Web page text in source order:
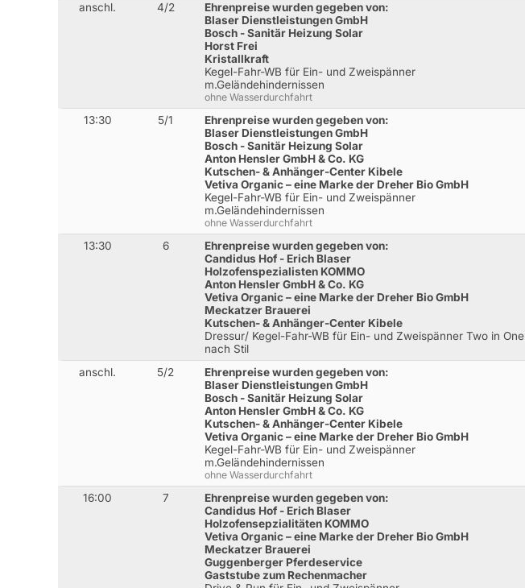
anschl. 4/2
Ehrenpreise wurden gegeben von:
Blaser Dienstleistungen GmbH
Bosch - Sanitär Heizung Solar
Horst Frei
Kristallkraft
Kegel-Fahr-WB für Ein- und Zweispänner
m.Geländehindernissen
ohne Wasserdurchfahrt
13:30 5/1
Ehrenpreise wurden gegeben von:
Blaser Dienstleistungen GmbH
Bosch - Sanitär Heizung Solar
Anton Hensler GmbH & Co. KG
Kutschen- & Anhänger-Center Kibele
Vetiva Organic – eine Marke der Dreher Bio GmbH
Kegel-Fahr-WB für Ein- und Zweispänner
m.Geländehindernissen
ohne Wasserdurchfahrt
13:30 6
Ehrenpreise wurden gegeben von:
Candidus Hof - Erich Blaser
Holzofenspezialisten KOMMO
Anton Hensler GmbH & Co. KG
Vetiva Organic – eine Marke der Dreher Bio GmbH
Meckatzer Brauerei
Kutschen- & Anhänger-Center Kibele
Dressur/ Kegel-Fahr-WB für Ein- und Zweispänner Two in One
nach Stil
anschl. 5/2
Ehrenpreise wurden gegeben von:
Blaser Dienstleistungen GmbH
Bosch - Sanitär Heizung Solar
Anton Hensler GmbH & Co. KG
Kutschen- & Anhänger-Center Kibele
Vetiva Organic – eine Marke der Dreher Bio GmbH
Kegel-Fahr-WB für Ein- und Zweispänner
m.Geländehindernissen
ohne Wasserdurchfahrt
16:00 7
Ehrenpreise wurden gegeben von:
Candidus Hof - Erich Blaser
Holzofensepzialitäten KOMMO
Vetiva Organic – eine Marke der Dreher Bio GmbH
Meckatzer Brauerei
Guggenberger Pferdeservice
Gaststube zum Rechenmacher